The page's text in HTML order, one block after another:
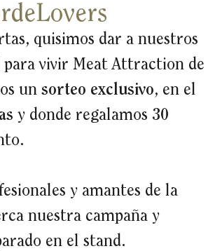
quisimos dar a nuestros
para vivir Meat Attraction de
unsorteo exclusivo, en el
y donde regalamos 30
y amantes de la
nuestra campaña y
en el stand.